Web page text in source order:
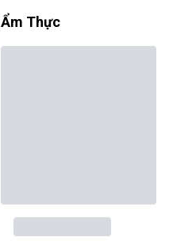
Ẩm Thực